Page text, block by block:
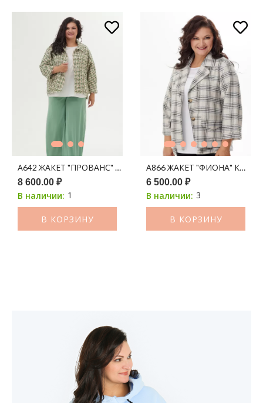
А642 ЖАКЕТ "ПРОВАНС" ШАНЕЛЬ БЕЖ + ОЛИВА
8 600.00 ₽
В наличии: 1
В КОРЗИНУ
6 500.00 ₽
В наличии: 3
В КОРЗИНУ